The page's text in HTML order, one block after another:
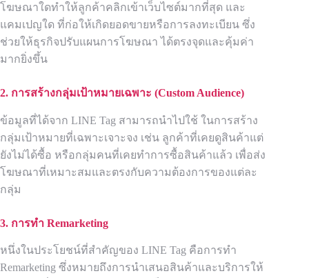
โฆษณาใดทำให้ลูกค้าคลิกเข้าเว็บไซต์มากที่สุด และ
แคมเปญใด ที่ก่อให้เกิดยอดขายหรือการลงทะเบียน ซึ่ง
ช่วยให้ธุรกิจปรับแผนการโฆษณา ได้ตรงจุดและคุ้มค่า
มากยิ่งขึ้น
2. การสร้างกลุ่มเป้าหมายเฉพาะ (Custom Audience)
ข้อมูลที่ได้จาก LINE Tag สามารถนำไปใช้ ในการสร้าง
กลุ่มเป้าหมายที่เฉพาะเจาะจง เช่น ลูกค้าที่เคยดูสินค้าแต่
ยังไม่ได้ซื้อ หรือกลุ่มคนที่เคยทำการซื้อสินค้าแล้ว เพื่อส่ง
โฆษณาที่เหมาะสมและตรงกับความต้องการของแต่ละ
กลุ่ม
3. การทำ Remarketing
หนึ่งในประโยชน์ที่สำคัญของ LINE Tag คือการทำ
Remarketing ซึ่งหมายถึงการนำเสนอสินค้าและบริการให้